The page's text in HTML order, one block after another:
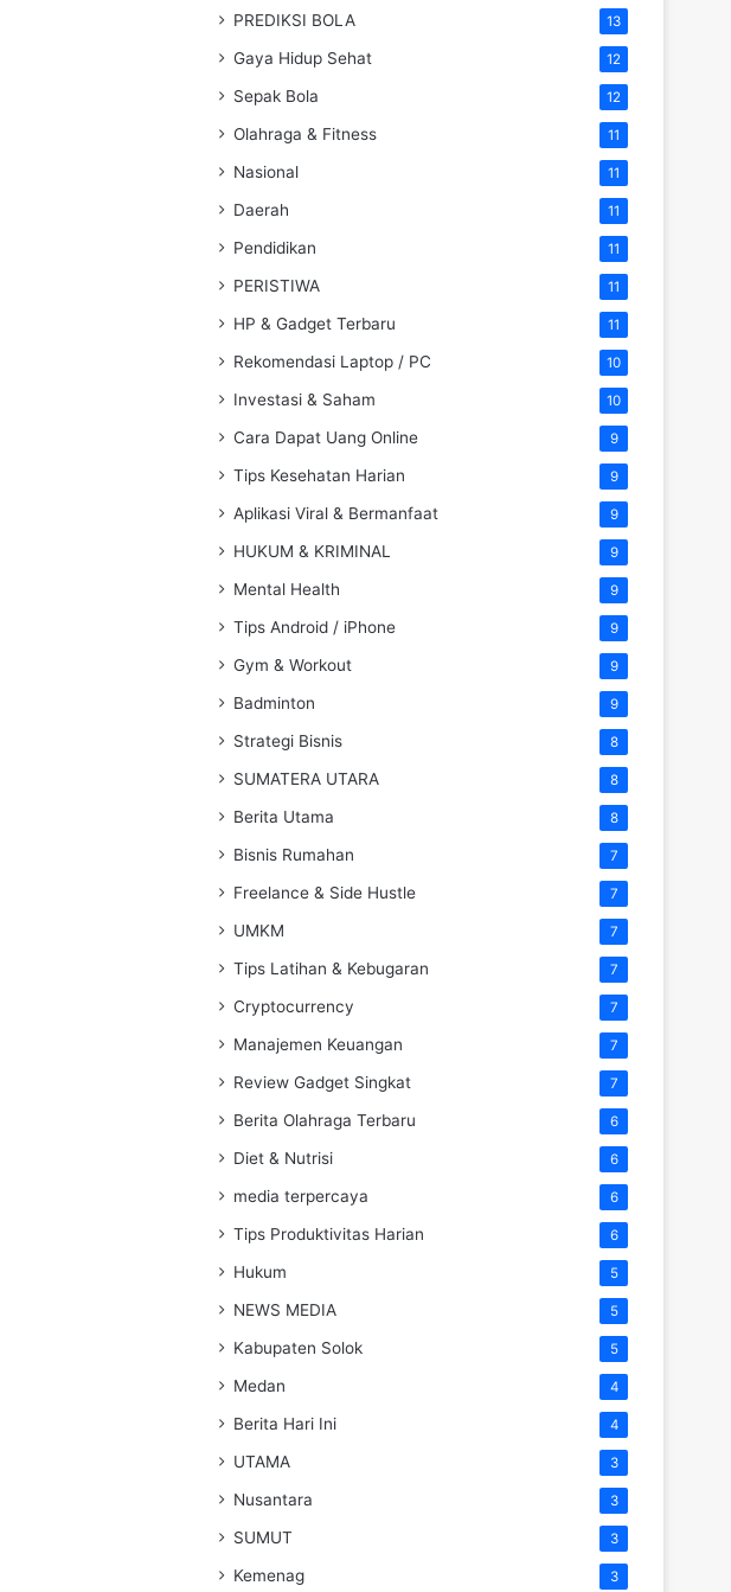
PREDIKSI BOLA 13
Gaya Hidup Sehat 12
Sepak Bola 12
Olahraga & Fitness 11
Nasional 11
Daerah 11
Pendidikan 11
PERISTIWA 11
HP & Gadget Terbaru 11
Rekomendasi Laptop / PC 10
Investasi & Saham 10
Cara Dapat Uang Online 9
Tips Kesehatan Harian 9
Aplikasi Viral & Bermanfaat 9
HUKUM & KRIMINAL 9
Mental Health 9
Tips Android / iPhone 9
Gym & Workout 9
Badminton 9
Strategi Bisnis 8
SUMATERA UTARA 8
Berita Utama 8
Bisnis Rumahan 7
Freelance & Side Hustle 7
UMKM 7
Tips Latihan & Kebugaran 7
Cryptocurrency 7
Manajemen Keuangan 7
Review Gadget Singkat 7
Berita Olahraga Terbaru 6
Diet & Nutrisi 6
media terpercaya 6
Tips Produktivitas Harian 6
Hukum 5
NEWS MEDIA 5
Kabupaten Solok 5
Medan 4
Berita Hari Ini 4
UTAMA 3
Nusantara 3
SUMUT 3
Kemenag 3